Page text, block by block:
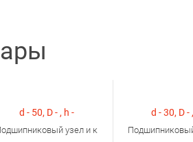
d - 50, D - , h -
узел и к
d - 30, D -